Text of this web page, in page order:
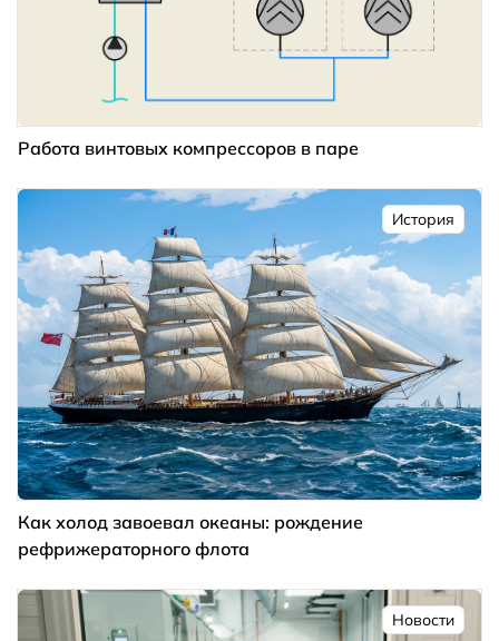
Работа винтовых компрессоров в паре
История
Как холод завоевал океаны: рождение
рефрижераторного флота
Новости